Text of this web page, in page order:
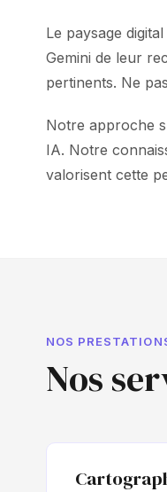
Le paysage
Gemini de leur
pertinents. Ne
Notre approche
IA. Notre
valorisent cette
NOS
Nos